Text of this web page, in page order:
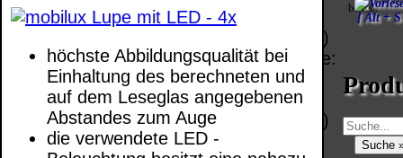
befreit.
höchste Abbildungsqualität bei
Einhaltung des berechneten und
auf dem Leseglas angegebenen
Abstandes zum Auge
die verwendete LED -
Code:
Deutschland
PayPal: 6.95 €
EU (inkl.
Schweiz)
Vorkasse:
20.00 €
EU (inkl.
Schweiz)
Vorkasse:
0.00 €
EU (inkl.
Schweiz)
[ Alt +